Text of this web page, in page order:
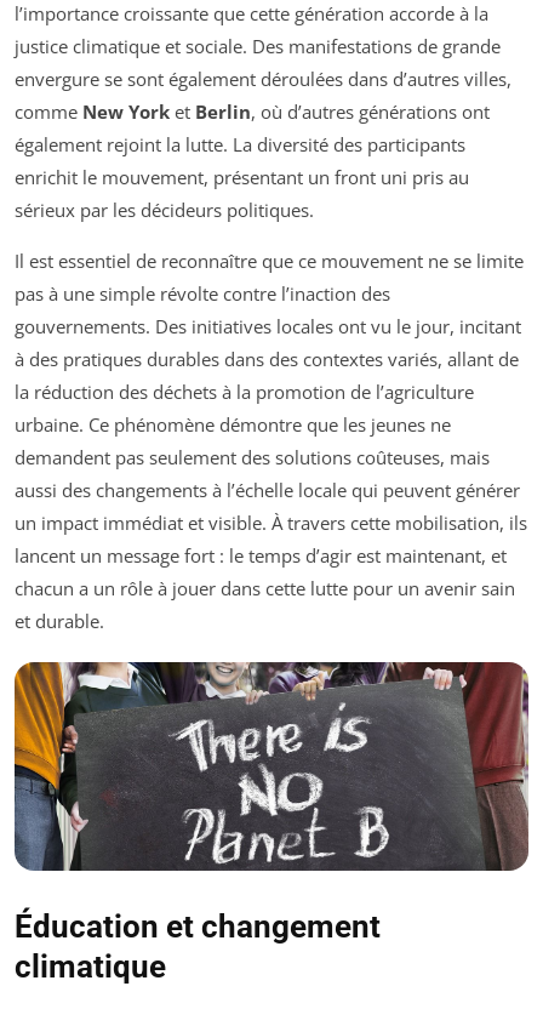
l’importance croissante que cette génération accorde à la
justice climatique et sociale. Des manifestations de grande
envergure se sont également déroulées dans d’autres villes,
comme New York et Berlin, où d’autres générations ont
également rejoint la lutte. La diversité des participants
enrichit le mouvement, présentant un front uni pris au
sérieux par les décideurs politiques.
Il est essentiel de reconnaître que ce mouvement ne se limite
pas à une simple révolte contre l’inaction des
gouvernements. Des initiatives locales ont vu le jour, incitant
à des pratiques durables dans des contextes variés, allant de
la réduction des déchets à la promotion de l’agriculture
urbaine. Ce phénomène démontre que les jeunes ne
demandent pas seulement des solutions coûteuses, mais
aussi des changements à l’échelle locale qui peuvent générer
un impact immédiat et visible. À travers cette mobilisation, ils
lancent un message fort : le temps d’agir est maintenant, et
chacun a un rôle à jouer dans cette lutte pour un avenir sain
et durable.
Éducation et changement
climatique